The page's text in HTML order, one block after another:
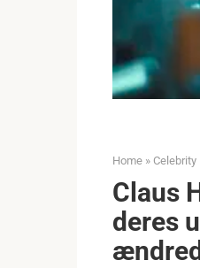
Home » Celebrity
Claus
deres